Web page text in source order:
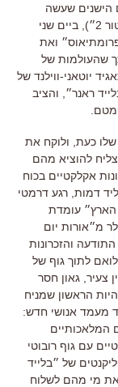
שעשה
2״), ביים שני
ואת
שהעולמות של
יוטאני-ווילנד של
ראנר״, והציב
כעת ולוקח את
להוציא מהם
אקלקטיים בכוח
דמות רגע דרמטי
הארץ״ עומדת
מ״אורות יום
התודעה והזכרונות
לתוך גוף של
צעיר גאון חסר
הראשון שמניח
מעמד אנושי חדש:
המלאכותיים
עם גוף רובוטי
של ״בלייד
את מי מהם לשלוח